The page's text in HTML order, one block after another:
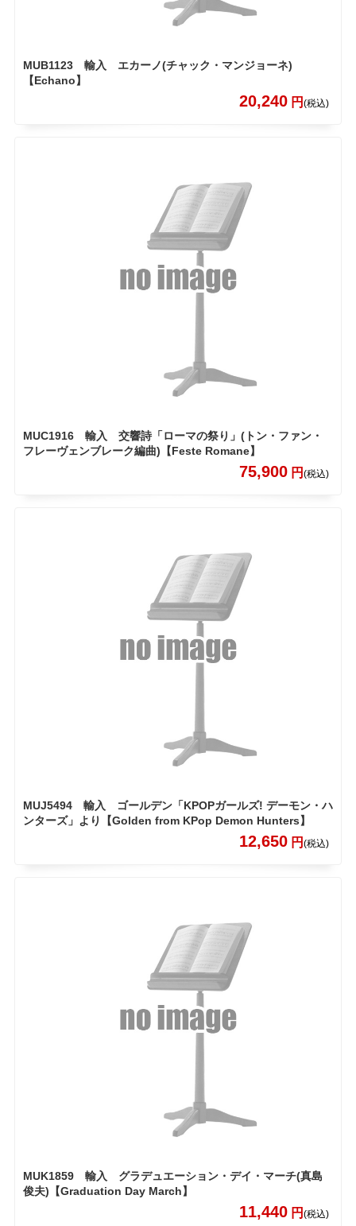
MUB1123 輸入 エカーノ(チャック・マンジョーネ)
【Echano】
20,240 円(税込)
MUC1916 輸入 交響詩「ローマの祭り」(トン・ファン・
フレーヴェンブレーク編曲)【Feste Romane】
75,900 円(税込)
MUJ5494 輸入 ゴールデン「KPOPガールズ! デーモン・ハ
ンターズ」より【Golden from KPop Demon Hunters】
12,650 円(税込)
MUK1859 輸入 グラデュエーション・デイ・マーチ(真島
俊夫)【Graduation Day March】
11,440 円(税込)